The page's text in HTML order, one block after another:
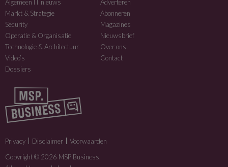
Algemeen IT nieuws
Markt & Strategie
Security
Operatie & Organisatie
Technologie & Architectuur
Video’s
Dossiers
Adverteren
Abonneren
Magazines
Nieuwsbrief
Over ons
Contact
Privacy Disclaimer
Voorwaarden
Copyright © 2026 MSP Business.